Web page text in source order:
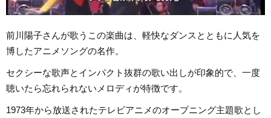
前川陽子さんが歌うこの楽曲は、軽快なダンスとともに人気を
博したアニメソングの名作。
セクシーな歌声とインパクト抜群の歌い出しが印象的で、一度
聴いたら忘れられないメロディが特徴です。
1973年から放送されたテレビアニメのオープニング主題歌とし